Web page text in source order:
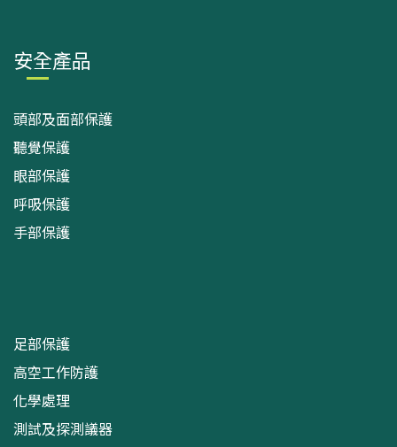
安全產品
頭部及面部保護
聽覺保護
眼部保護
呼吸保護
手部保護
足部保護
高空工作防護
化學處理
測試及探測議器